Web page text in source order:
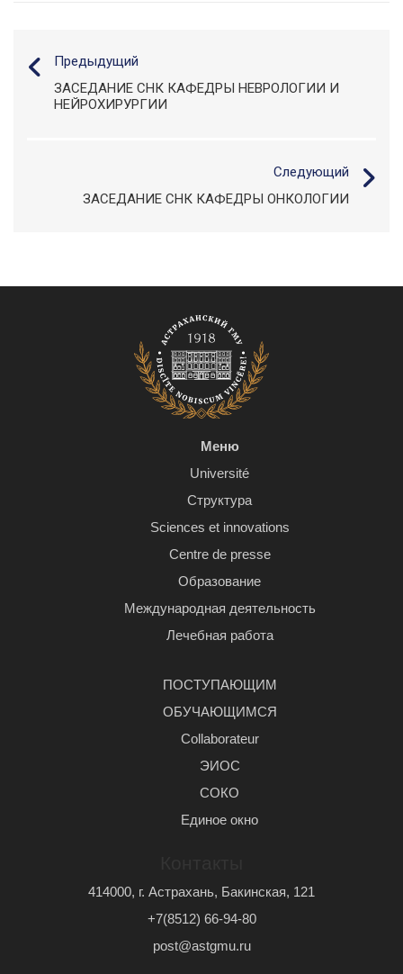
Предыдущий
ЗАСЕДАНИЕ СНК КАФЕДРЫ НЕВРОЛОГИИ И
НЕЙРОХИРУРГИИ
Следующий
ЗАСЕДАНИЕ СНК КАФЕДРЫ ОНКОЛОГИИ
Меню
Université
Структура
Sciences et innovations
Centre de presse
Образование
Международная деятельность
Лечебная работа
ПОСТУПАЮЩИМ
ОБУЧАЮЩИМСЯ
Сollaborateur
ЭИОС
СОКО
Единое окно
414000, г. Астрахань, Бакинская, 121
+7(8512) 66-94-80
post@astgmu.ru